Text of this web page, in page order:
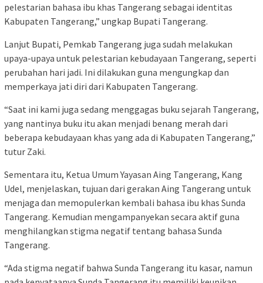
pelestarian bahasa ibu khas Tangerang sebagai identitas
Kabupaten Tangerang,” ungkap Bupati Tangerang.
Lanjut Bupati, Pemkab Tangerang juga sudah melakukan
upaya-upaya untuk pelestarian kebudayaan Tangerang, seperti
perubahan hari jadi. Ini dilakukan guna mengungkap dan
memperkaya jati diri dari Kabupaten Tangerang.
“Saat ini kami juga sedang menggagas buku sejarah Tangerang,
yang nantinya buku itu akan menjadi benang merah dari
beberapa kebudayaan khas yang ada di Kabupaten Tangerang,”
tutur Zaki.
Sementara itu, Ketua Umum Yayasan Aing Tangerang, Kang
Udel, menjelaskan, tujuan dari gerakan Aing Tangerang untuk
menjaga dan memopulerkan kembali bahasa ibu khas Sunda
Tangerang. Kemudian mengampanyekan secara aktif guna
menghilangkan stigma negatif tentang bahasa Sunda
Tangerang.
“Ada stigma negatif bahwa Sunda Tangerang itu kasar, namun